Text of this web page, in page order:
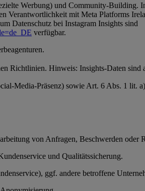
Werbung) und Community-Building.
Verantwortlichkeit mit Meta Platforms
Datenschutz bei Instagram Insights sind
verfügbar.
Richtlinien. Hinweis: Insights-Daten sind
Media-Präsenz) sowie Art. 6 Abs. 1
von Anfragen, Beschwerden oder
und Qualitätssicherung.
ggf. andere betroffene